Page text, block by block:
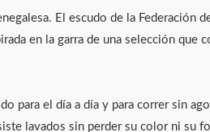
El escudo de la Federación
en la garra de una selección que
para el día a día y para correr sin
lavados sin perder su color ni su